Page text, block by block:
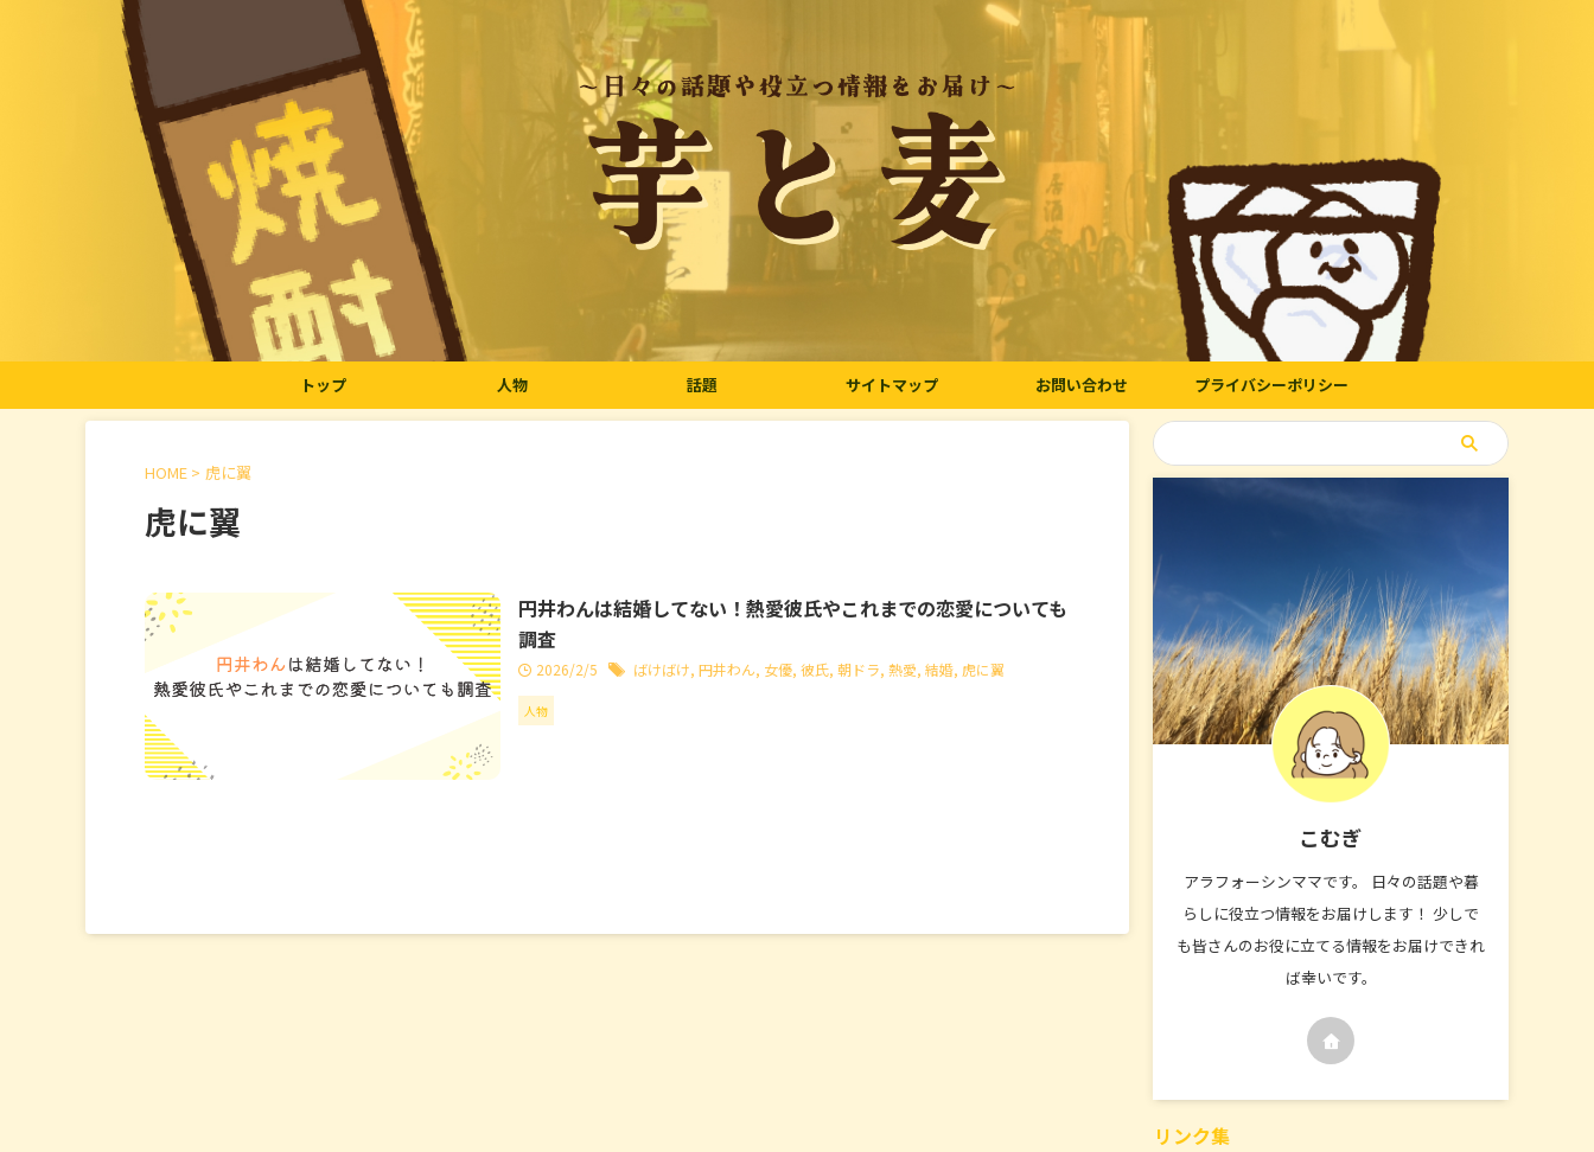
トップ 人物 話題 サイトマップ お問い合わせ プライバシーポリシー
HOME > 虎に翼
虎に翼
円井わんは結婚してない！熱愛彼氏やこれまでの恋愛についても
調査
2026/2/5 ばけばけ, 円井わん, 女優, 彼氏, 朝ドラ, 熱愛, 結婚, 虎に翼
人物
こむぎ
アラフォーシンママです。 日々の話題や暮
らしに役立つ情報をお届けします！ 少しで
も皆さんのお役に立てる情報をお届けできれ
ば幸いです。
リンク集